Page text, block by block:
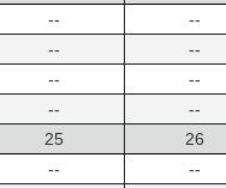
--
--
--
--
--
--
--
--
25
--
26
--